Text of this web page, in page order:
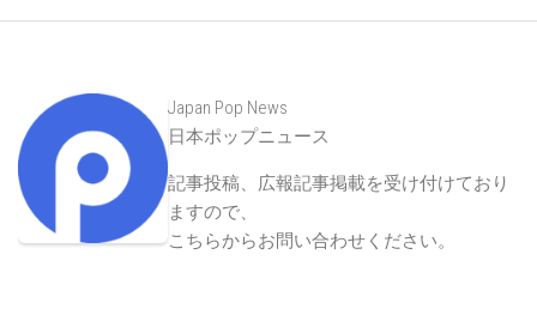
Japan Pop News
日本ポップニュース
記事投稿、広報記事掲載を受け付けており
ますので、
こちらからお問い合わせください。